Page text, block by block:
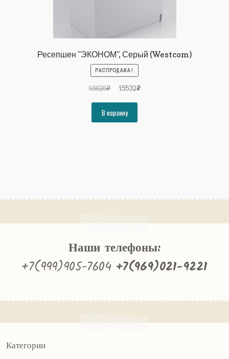
Ресепшен "ЭКОНОМ", Серый (Westcom)
РАСПРОДАЖА!
16826₽
Первоначальная
составляла
16826₽.
15532₽Текущая
В корзину
Наши телефоны:
+7(999)905-7604 +7(969)021-9221
Категории